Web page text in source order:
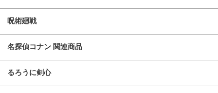
呪術廻戦
名探偵コナン 関連商品
るろうに剣心